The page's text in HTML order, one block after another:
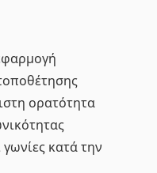
ορατότητα
κατά την